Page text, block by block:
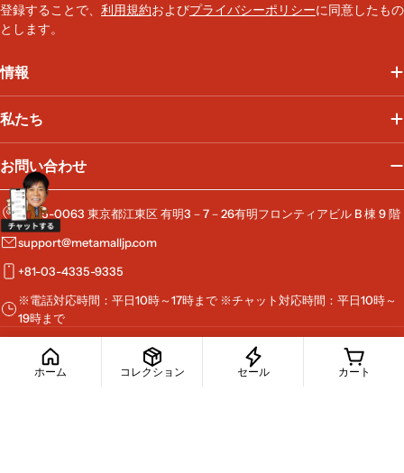
ド
レ
登録することで、 利用規約およびプライバシーポリシーに同意したもの
とします。
情報
私たち
お問い合わせ
〒135-0063 東京都江東区 有明3－7－26有明フロンティアビル B 棟 9 階
support@metamalljp.com
+81-03-4335-9335
※電話対応時間：平日10時～17時まで ※チャット対応時間：平日10時～
19時まで
ホーム コレクション セール カート